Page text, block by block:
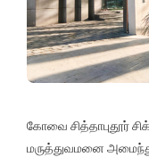
கோவை சித்தாபுதூர்
மருத்துவமனை